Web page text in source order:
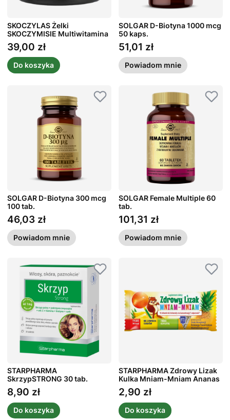
SKOCZYLAS Żelki
SKOCZYMISIE Multiwitamina
O Smaku Truskawki 60 szt.
Cena
39,00 zł
Do koszyka
SOLGAR D-Biotyna 1000 mcg
50 kaps.
Cena
51,01 zł
Powiadom mnie
SOLGAR D-Biotyna 300 mcg
100 tab.
Cena
46,03 zł
Powiadom mnie
SOLGAR Female Multiple 60
tab.
Cena
101,31 zł
Powiadom mnie
STARPHARMA
SkrzypSTRONG 30 tab.
Cena
8,90 zł
Do koszyka
STARPHARMA Zdrowy Lizak
Kulka Mniam-Mniam Ananas
1 szt.
Cena
2,90 zł
Do koszyka